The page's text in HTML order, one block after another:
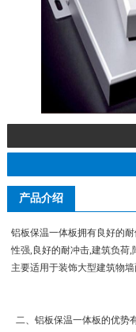
产品介绍
铝板保温一体板拥有良好的
性强,良好的耐冲击,建筑负荷
主要适用于装饰大型建筑物
二、铝板保温一体板的优势